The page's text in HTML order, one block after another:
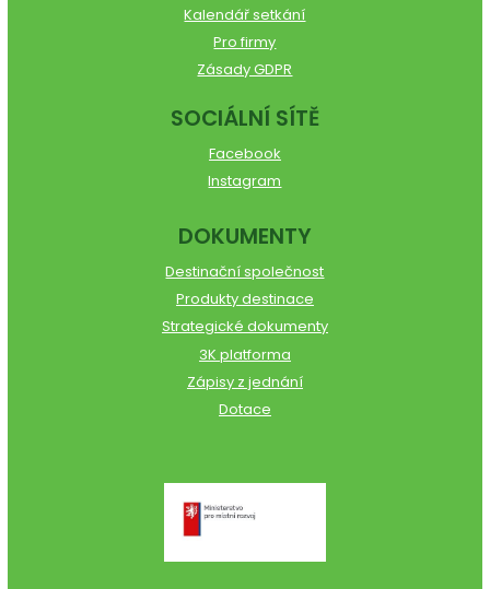
Kalendář setkání
Pro firmy
Zásady GDPR
SOCIÁLNÍ SÍTĚ
Facebook
Instagram
DOKUMENTY
Destinační společnost
Produkty destinace
Strategické dokumenty
3K platforma
Zápisy z jednání
Dotace